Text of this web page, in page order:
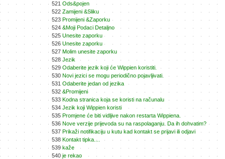
521 Ods&pojen
522 Zamijeni &Sliku
523 Promijeni &Zaporku
524 &Moji Podaci Detaljno
525 Unesite zaporku
526 Unesite zaporku
527 Molim unesite zaporku
528 Jezik
529 Odaberite jezik koji će Wippien koristiti.
530 Novi jezici se mogu periodično pojavljivati.
531 Odaberite jedan od jezika
532 &Promijeni
533 Kodna stranica koja se koristi na računalu
534 Jezik koji Wippien koristi
535 Promjene će biti vidljive nakon restarta Wippiena.
536 Nove verzije prijevoda su na raspolaganju. Da ih dohvatim?
537 Prikaži notifikaciju u kutu kad kontakt se prijavi ili odjavi
538 Kontakt tipka....
539 kaže
540 je rekao